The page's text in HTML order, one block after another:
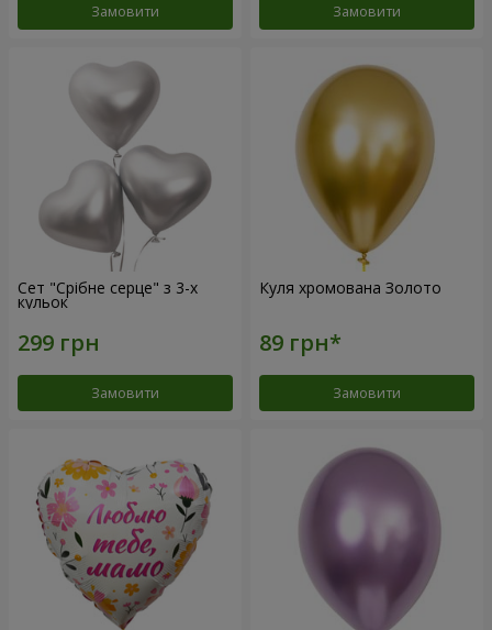
Замовити Замовити
Сет "Срібне серце" з 3-х
кульок
Замовити
Куля хромована Золото
Замовити